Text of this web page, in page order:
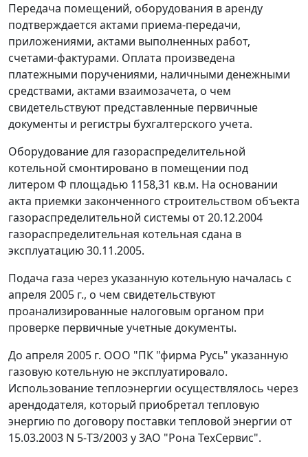
Передача помещений, оборудования в аренду
подтверждается актами приема-передачи,
приложениями, актами выполненных работ,
счетами-фактурами. Оплата произведена
платежными поручениями, наличными денежными
средствами, актами взаимозачета, о чем
свидетельствуют представленные первичные
документы и регистры бухгалтерского учета.
Оборудование для газораспределительной
котельной смонтировано в помещении под
литером Ф площадью 1158,31 кв.м. На основании
акта приемки законченного строительством объекта
газораспределительной системы от 20.12.2004
газораспределительная котельная сдана в
эксплуатацию 30.11.2005.
Подача газа через указанную котельную началась с
апреля 2005 г., о чем свидетельствуют
проанализированные налоговым органом при
проверке первичные учетные документы.
До апреля 2005 г. ООО "ПК "фирма Русь" указанную
газовую котельную не эксплуатировало.
Использование теплоэнергии осуществлялось через
арендодателя, который приобретал тепловую
энергию по договору поставки тепловой энергии от
15.03.2003 N 5-ТЗ/2003 у ЗАО "Рона ТехСервис".